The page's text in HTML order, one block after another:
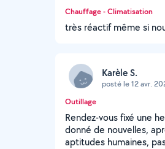
Chauffage - Climatisation
très réactif même si
Karèle S.
posté le 12 avr.
Outillage
Rendez-vous fixé une
donné de nouvelles,
aptitudes humaines,